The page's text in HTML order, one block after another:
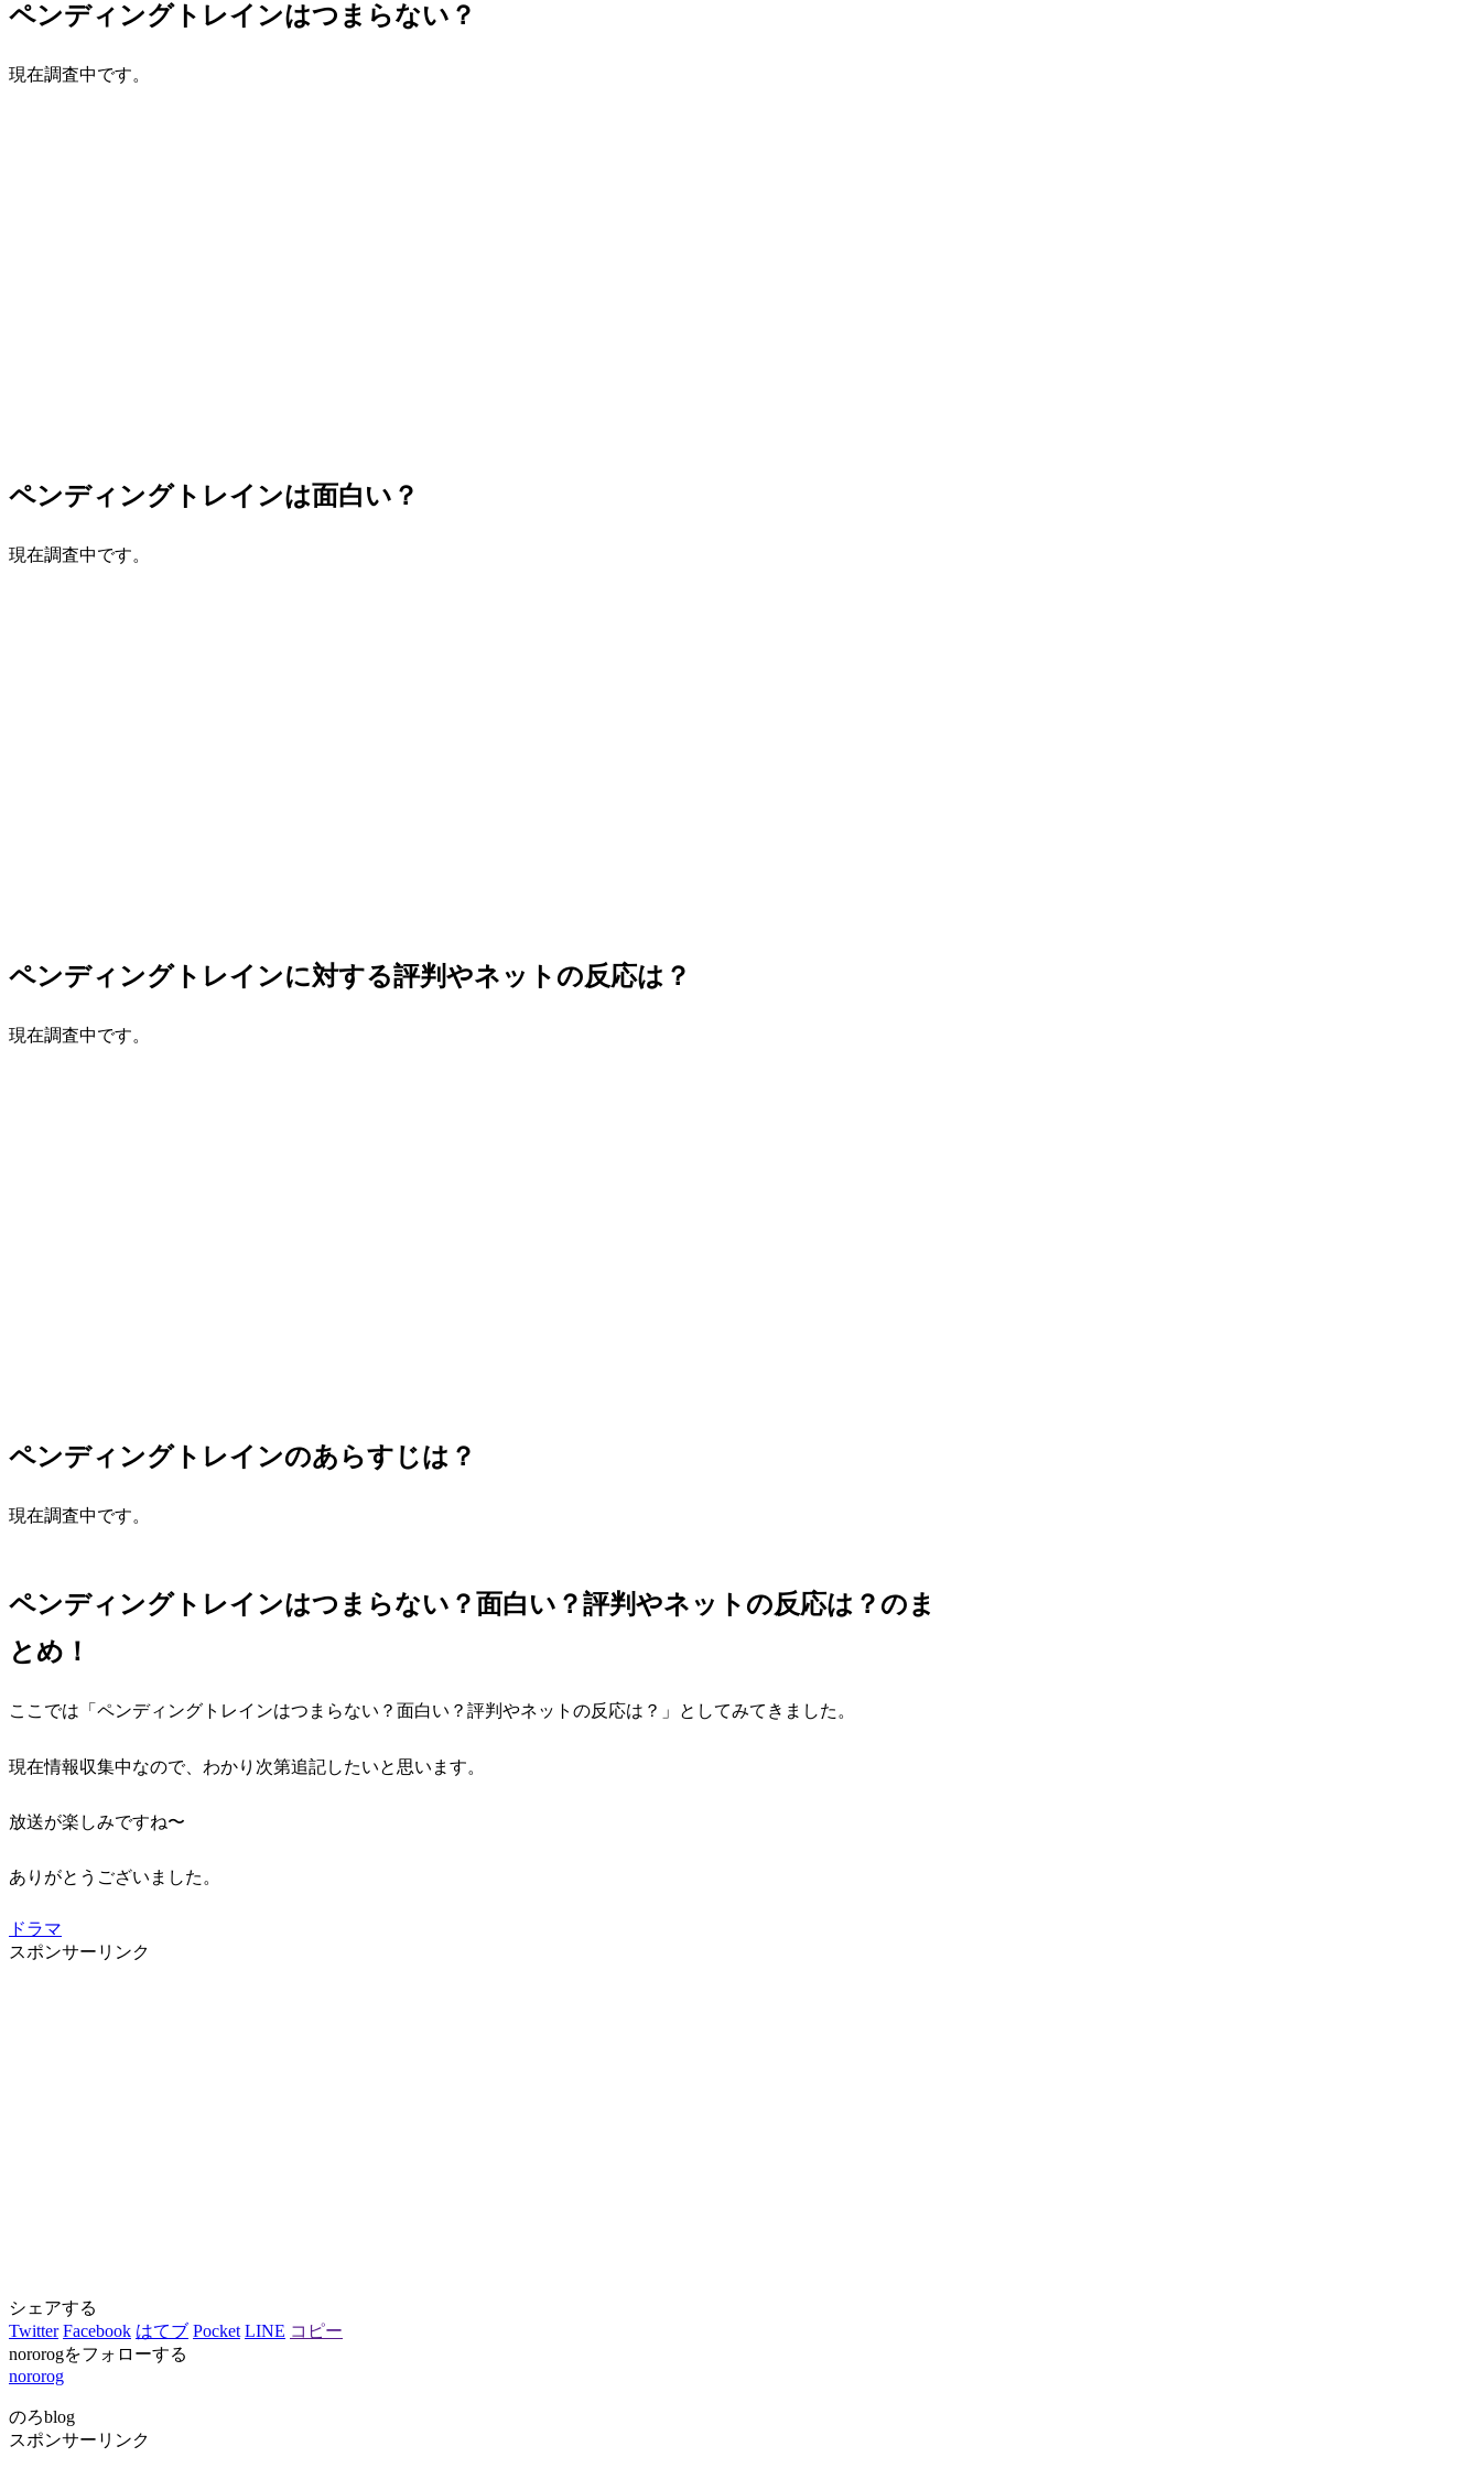
ペンディングトレインはつまらない？
現在調査中です。
ペンディングトレインは面白い？
現在調査中です。
ペンディングトレインに対する評判やネットの反応は？
現在調査中です。
ペンディングトレインのあらすじは？
現在調査中です。
ペンディングトレインはつまらない？面白い？評判やネットの反応は？のま
とめ！
ここでは「ペンディングトレインはつまらない？面白い？評判やネットの反応は？」としてみてきました。
現在情報収集中なので、わかり次第追記したいと思います。
放送が楽しみですね〜
ありがとうございました。
ドラマ
スポンサーリンク
シェアする
Twitter Facebook はてブ Pocket LINE コピー
nororogをフォローする
nororog
のろblog
スポンサーリンク